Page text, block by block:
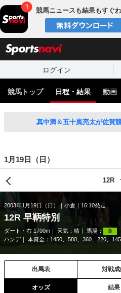
競馬ニュースも結果もすぐ
ログイン
競馬トップ 日程・結果 動画
真中満＆五十嵐亮太が佐賀
1月19日（日）
2003年1月19日（日） 小倉 16:10発走
12R 早鞆特別
ダート・右 1700m 天気： 晴 馬場： 良
ハンデ
本賞金：1450、580、360、220、
出馬表 対戦
オッズ 結果